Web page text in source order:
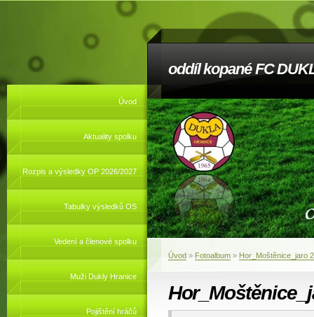
oddíl kopané FC
Úvod
Aktuality spolku
Rozpis a výsledky OP 2026/2027
Tabulky výsledků OS
Vedení a členové spolku
Muži Dukly Hranice
Pojištění hráčů
Úvod » Fotoalbum » Hor_Moštěnice_jaro